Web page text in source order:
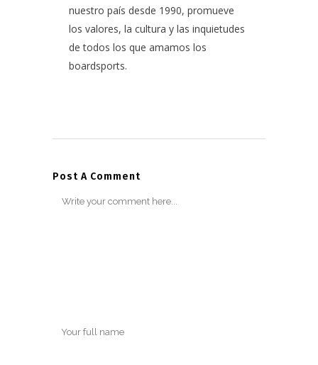
nuestro país desde 1990, promueve
los valores, la cultura y las inquietudes
de todos los que amamos los
boardsports.
Post A Comment